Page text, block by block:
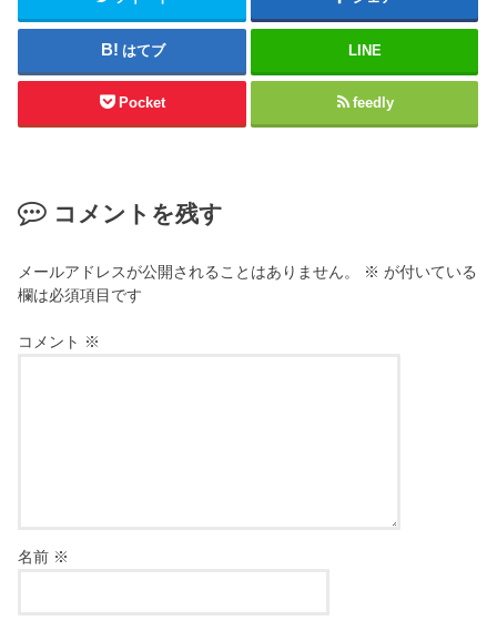
はてブ LINE
Pocket feedly
コメントを残す
メールアドレスが公開されることはありません。 ※ が付いている
欄は必須項目です
コメント ※
名前 ※